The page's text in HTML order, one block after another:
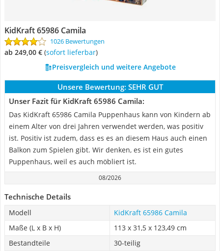
KidKraft 65986 Camila
1026 Bewertungen
ab 249,00 € ( Sofort lieferbar)
Preisvergleich und weitere Angebote
Unsere Bewertung: SEHR GUT
Unser Fazit für KidKraft 65986 Camila:
Das KidKraft 65986 Camila Puppenhaus kann von Kindern ab
einem Alter von drei Jahren verwendet werden, was positiv
ist. Positiv ist zudem, dass es es an diesem Haus auch einen
Balkon zum Spielen gibt. Wir denken, es ist ein gutes
Puppenhaus, weil es auch möbliert ist.
08/2026
Technische Details
Modell
KidKraft 65986 Camila
Maße (L x B x H)
113 x 31,5 x 123,49 cm
Bestandteile
30-teilig